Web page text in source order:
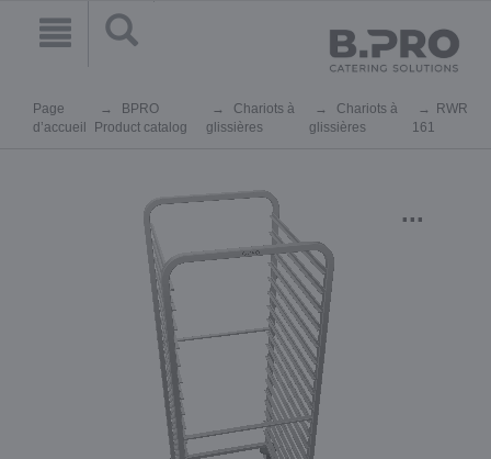
Page
d’accueil
BPRO
Product catalog
Chariots à
glissières
Chariots à
glissières
RWR
161
...